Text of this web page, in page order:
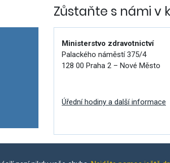
Zůstaňte s námi v
Ministerstvo zdravotnictví
Palackého náměstí 375/4
128 00 Praha 2 – Nové Město
Úřední hodiny a další informace